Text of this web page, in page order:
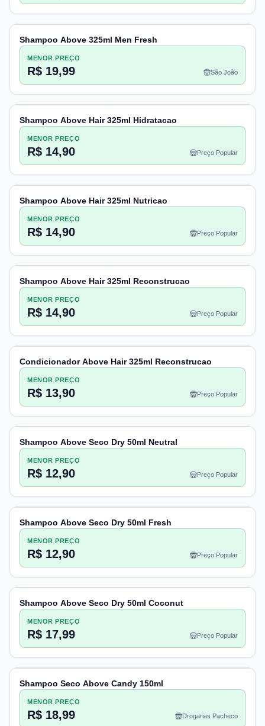
Shampoo Above 325ml Men Fresh
MENOR PREÇO
R$ 19,99 São João
Shampoo Above Hair 325ml Hidratacao
MENOR PREÇO
R$ 14,90 Preço Popular
Shampoo Above Hair 325ml Nutricao
MENOR PREÇO
R$ 14,90 Preço Popular
Shampoo Above Hair 325ml Reconstrucao
MENOR PREÇO
R$ 14,90 Preço Popular
Condicionador Above Hair 325ml Reconstrucao
MENOR PREÇO
R$ 13,90 Preço Popular
Shampoo Above Seco Dry 50ml Neutral
MENOR PREÇO
R$ 12,90 Preço Popular
Shampoo Above Seco Dry 50ml Fresh
MENOR PREÇO
R$ 12,90 Preço Popular
Shampoo Above Seco Dry 50ml Coconut
MENOR PREÇO
R$ 17,99 Preço Popular
Shampoo Seco Above Candy 150ml
MENOR PREÇO
R$ 18,99 Drogarias Pacheco